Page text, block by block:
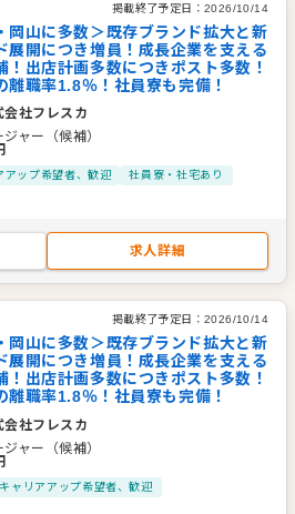
掲載終了予定日： 2026/10/14
岡山に多数＞既存ブランド拡大と新
展開につき増員！成長企業を支える
！出店計画多数につきポスト多数！
職率1.8％！社員寮も完備！
会社フレスカ
ャー（候補）
アップ希望者、歓迎
社員寮・社宅あり
求人詳細
掲載終了予定日： 2026/10/14
岡山に多数＞既存ブランド拡大と新
展開につき増員！成長企業を支える
！出店計画多数につきポスト多数！
職率1.8％！社員寮も完備！
会社フレスカ
ャー（候補）
キャリアアップ希望者、歓迎